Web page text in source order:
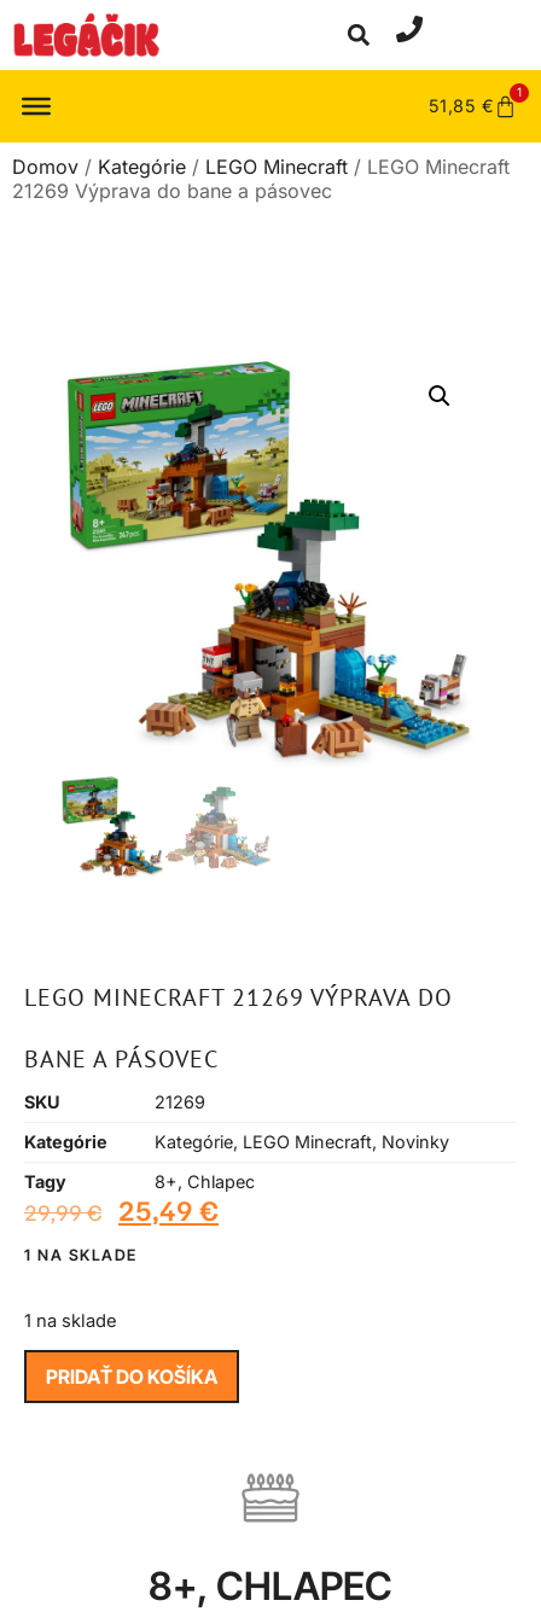
51,85 €
1
Domov / Kategórie / LEGO Minecraft / LEGO Minecraft
21269 Výprava do bane a pásovec
LEGO MINECRAFT 21269 VÝPRAVA DO
BANE A PÁSOVEC
SKU
21269
Kategórie
Kategórie, LEGO Minecraft, Novinky
Tagy
8+, Chlapec
29,99€ 25,49 €
1 NA SKLADE
1 na sklade
PRIDAŤ DO KOŠÍKA
8+, CHLAPEC